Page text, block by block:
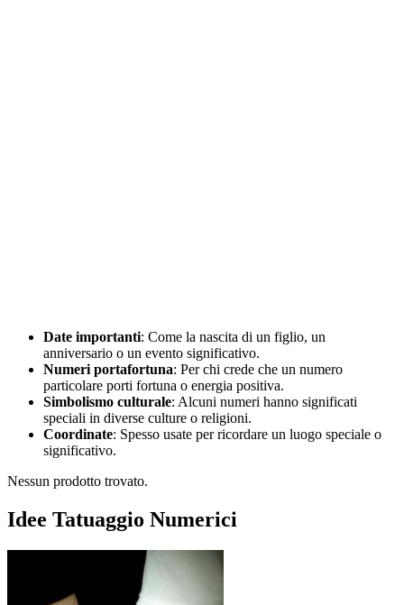
Date importanti: Come la nascita di un figlio, un
anniversario o un evento significativo.
Numeri portafortuna: Per chi crede che un numero
particolare porti fortuna o energia positiva.
Simbolismo culturale: Alcuni numeri hanno significati
speciali in diverse culture o religioni.
Coordinate: Spesso usate per ricordare un luogo speciale o
significativo.
Nessun prodotto trovato.
Idee Tatuaggio Numerici